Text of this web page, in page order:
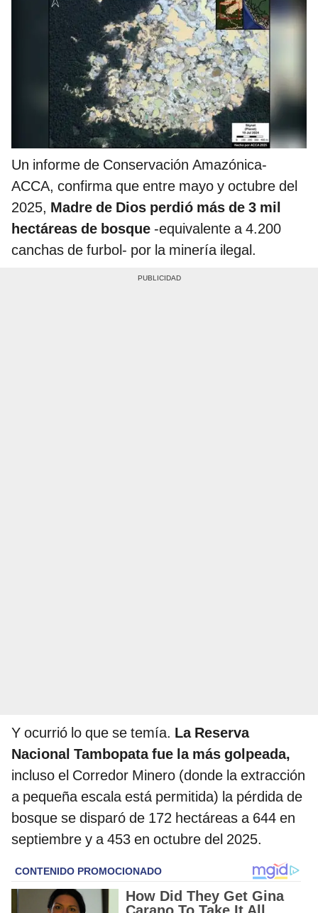
Un informe de Conservación Amazónica-
ACCA, confirma que entre mayo y octubre del
2025, Madre de Dios perdió más de 3 mil
hectáreas de bosque -equivalente a 4.200
canchas de furbol- por la minería ilegal.
Y ocurrió lo que se temía. La Reserva
Nacional Tambopata fue la más golpeada,
incluso el Corredor Minero (donde la extracción
a pequeña escala está permitida) la pérdida de
bosque se disparó de 172 hectáreas a 644 en
septiembre y a 453 en octubre del 2025.